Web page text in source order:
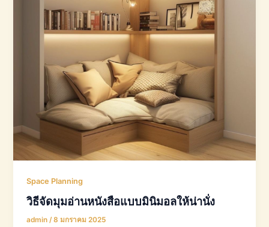
Space Planning
วิธีจัดมุมอ่านหนังสือแบบมินิมอลให้น่านั่ง
admin/8 มกราคม 2025